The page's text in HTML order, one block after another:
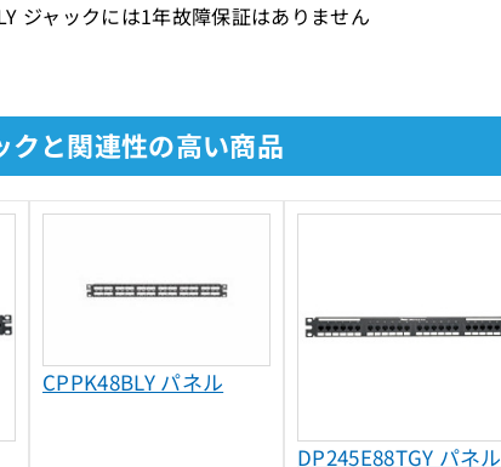
ジャックには1年故障保証はありません
クと関連性の高い商品
CPPK48BLY パネル
DP245E88TGY パネル